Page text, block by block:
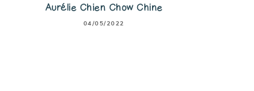
Aurélie Chien Chow Chine
04/05/2022